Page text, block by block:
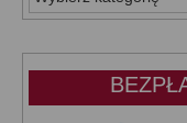
KATEGORIE: